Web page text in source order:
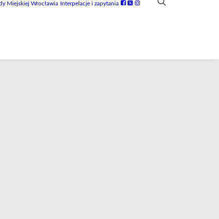
Miejskiej Wrocławia Interpelacje i zapytania